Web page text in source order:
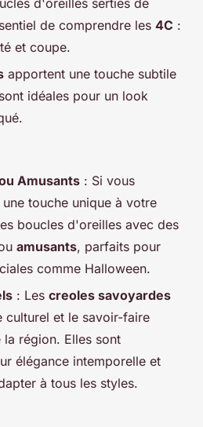
de comprendre les 4C :
et coupe.
apportent une touche subtile
idéales pour un look
Amusants : Si vous
touche unique à votre
boucles d'oreilles avec des
amusants, parfaits pour
comme Halloween.
: Les creoles savoyardes
culturel et le savoir-faire
région. Elles sont
élégance intemporelle et
à tous les styles.